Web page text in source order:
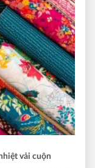
vải cuộn